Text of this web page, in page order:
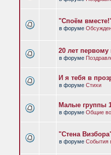
"Споём
в форуме
20 лет
в форуме
И я тебя в
в форуме Стихи
Малые группы
в форуме Общие
"Стена
в форуме События